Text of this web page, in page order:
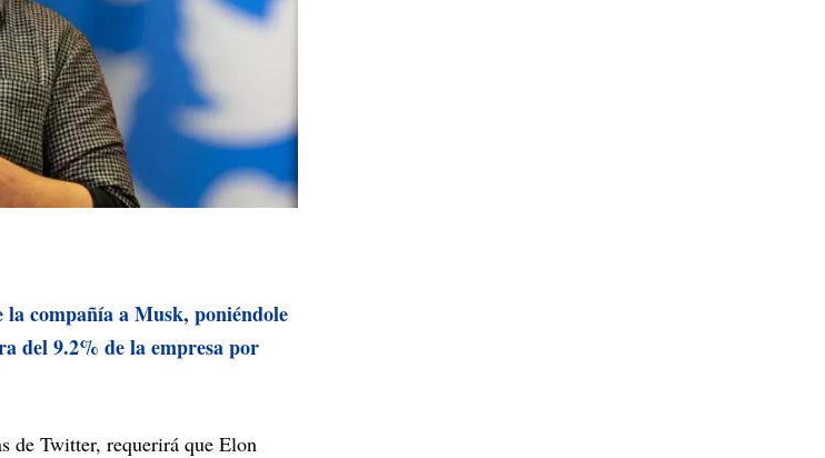
compañía a Musk, poniéndole
del 9.2% de la empresa por
de Twitter, requerirá que Elon